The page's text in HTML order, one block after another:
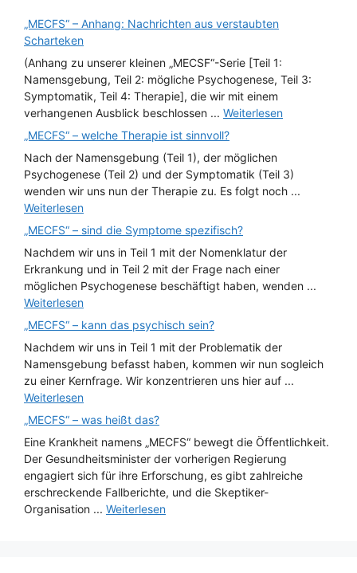
„MECFS“ – Anhang: Nachrichten aus verstaubten
Scharteken
(Anhang zu unserer kleinen „MECSF“-Serie [Teil 1:
Namensgebung, Teil 2: mögliche Psychogenese, Teil 3:
Symptomatik, Teil 4: Therapie], die wir mit einem
verhangenen Ausblick beschlossen ... Weiterlesen
„MECFS“ – welche Therapie ist sinnvoll?
Nach der Namensgebung (Teil 1), der möglichen
Psychogenese (Teil 2) und der Symptomatik (Teil 3)
wenden wir uns nun der Therapie zu. Es folgt noch ...
Weiterlesen
„MECFS“ – sind die Symptome spezifisch?
Nachdem wir uns in Teil 1 mit der Nomenklatur der
Erkrankung und in Teil 2 mit der Frage nach einer
möglichen Psychogenese beschäftigt haben, wenden ...
Weiterlesen
„MECFS“ – kann das psychisch sein?
Nachdem wir uns in Teil 1 mit der Problematik der
Namensgebung befasst haben, kommen wir nun sogleich
zu einer Kernfrage. Wir konzentrieren uns hier auf ...
Weiterlesen
„MECFS“ – was heißt das?
Eine Krankheit namens „MECFS“ bewegt die Öffentlichkeit.
Der Gesundheitsminister der vorherigen Regierung
engagiert sich für ihre Erforschung, es gibt zahlreiche
erschreckende Fallberichte, und die Skeptiker-
Organisation ... Weiterlesen